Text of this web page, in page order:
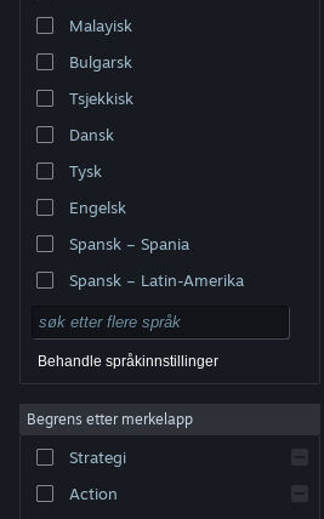
© Valve Corporation. Alle rettigheter reservert. Alle
Retningslinjer for personvern
Tilgjengelighet
|Steams abonnementsavtale
Refusjoner
Malayisk
Bulgarsk
Tsjekkisk
Dansk
Tysk
Engelsk
Spansk – Spania
Spansk – Latin-Amerika
Behandle språkinnstillinger
Begrens etter merkelapp
Strategi
Action